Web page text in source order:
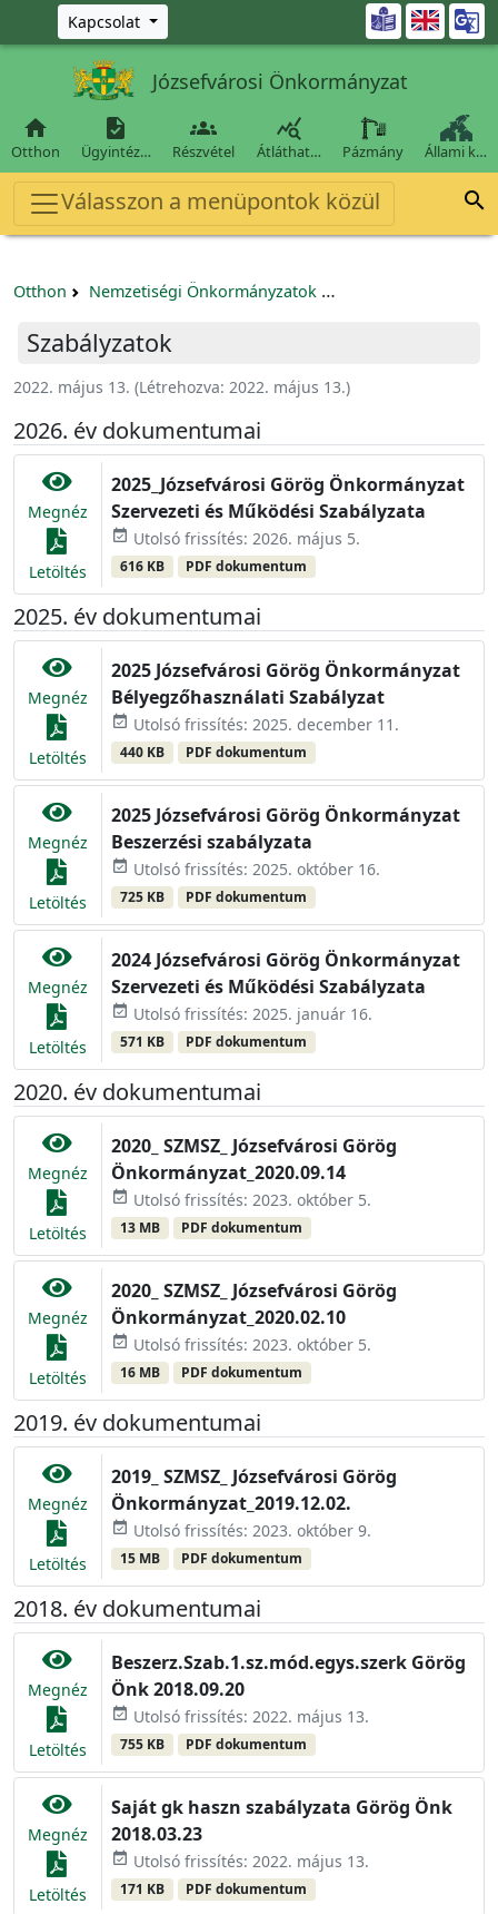
Ugrás a fő tartalomra
Kapcsolat 
Józsefvárosi Önkormányzat

Otthon

Ügyintéz…

Részvétel

Átláthat… Pázmány Állami k…
Válasszon a menüpontok közül 
Otthon Nemzetiségi Önkormányzatok
Szabályzatok
2022. május 13. (Létrehozva: 2022. május 13.)
2026. év dokumentumai
Megnéz
Letöltés
2025_Józsefvárosi Görög Önkormányzat
Szervezeti és Működési Szabályzata
event_available Utolsó frissítés: 2026. május 5.
616 KB PDF dokumentum
2025. év dokumentumai
Megnéz
Letöltés
2025 Józsefvárosi Görög Önkormányzat
Bélyegzőhasználati Szabályzat
event_available Utolsó frissítés: 2025. december 11.
440 KB PDF dokumentum
Megnéz
Letöltés
2025 Józsefvárosi Görög Önkormányzat
Beszerzési szabályzata
event_available Utolsó frissítés: 2025. október 16.
725 KB PDF dokumentum
Megnéz
Letöltés
2024 Józsefvárosi Görög Önkormányzat
Szervezeti és Működési Szabályzata
event_available Utolsó frissítés: 2025. január 16.
571 KB PDF dokumentum
2020. év dokumentumai
Megnéz
Letöltés
2020_ SZMSZ_ Józsefvárosi Görög
Önkormányzat_2020.09.14
event_available Utolsó frissítés: 2023. október 5.
13 MB PDF dokumentum
Megnéz
Letöltés
2020_ SZMSZ_ Józsefvárosi Görög
Önkormányzat_2020.02.10
event_available Utolsó frissítés: 2023. október 5.
16 MB PDF dokumentum
2019. év dokumentumai
Megnéz
Letöltés
2019_ SZMSZ_ Józsefvárosi Görög
Önkormányzat_2019.12.02.
event_available Utolsó frissítés: 2023. október 9.
15 MB PDF dokumentum
2018. év dokumentumai
Megnéz
Letöltés
Beszerz.Szab.1.sz.mód.egys.szerk Görög
Önk 2018.09.20
event_available Utolsó frissítés: 2022. május 13.
755 KB PDF dokumentum
Megnéz
Letöltés
Saját gk haszn szabályzata Görög Önk
2018.03.23
event_available Utolsó frissítés: 2022. május 13.
171 KB PDF dokumentum